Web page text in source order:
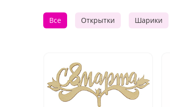
Все Открытки Шарики